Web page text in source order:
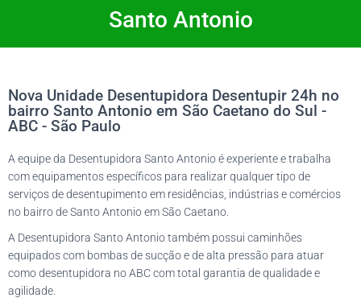
Santo Antonio
Nova Unidade Desentupidora Desentupir 24h no
bairro Santo Antonio em São Caetano do Sul -
ABC - São Paulo
A equipe da Desentupidora Santo Antonio é experiente e trabalha
com equipamentos específicos para realizar qualquer tipo de
serviços de desentupimento em residências, indústrias e comércios
no bairro de Santo Antonio em São Caetano.
A Desentupidora Santo Antonio também possui caminhões
equipados com bombas de sucção e de alta pressão para atuar
como desentupidora no ABC com total garantia de qualidade e
agilidade.